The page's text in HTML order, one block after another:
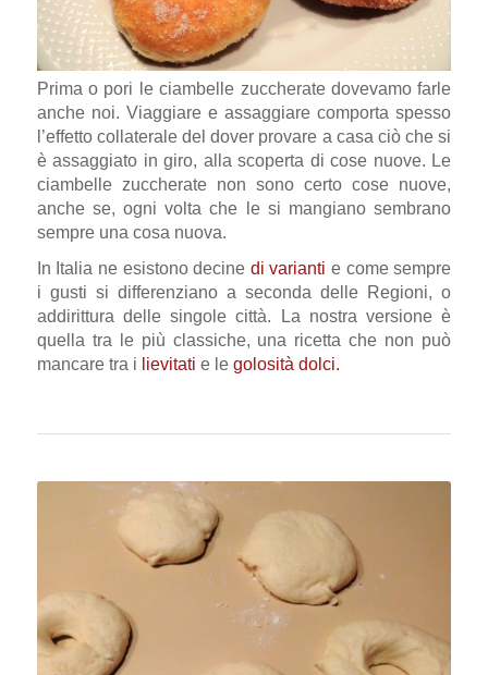
Prima o pori le ciambelle zuccherate dovevamo farle
anche noi. Viaggiare e assaggiare comporta spesso
l’effetto collaterale del dover provare a casa ciò che si
è assaggiato in giro, alla scoperta di cose nuove. Le
ciambelle zuccherate non sono certo cose nuove,
anche se, ogni volta che le si mangiano sembrano
sempre una cosa nuova.
In Italia ne esistono decine di varianti e come sempre
i gusti si differenziano a seconda delle Regioni, o
addirittura delle singole città. La nostra versione è
quella tra le più classiche, una ricetta che non può
mancare tra i lievitati e le golosità dolci.